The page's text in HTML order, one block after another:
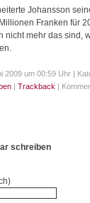
Johansson
Franken für
nicht mehr das sind,
2009 um 00:59 Uhr |
| Trackback |
schreiben